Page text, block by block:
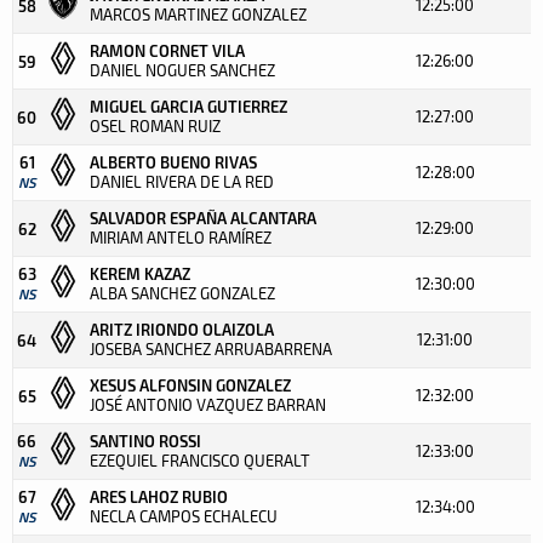
58 MARCOS MARTINEZ GONZALEZ 12:25:00
59
RAMON CORNET VILA
DANIEL NOGUER SANCHEZ 12:26:00
60
MIGUEL GARCIA GUTIERREZ
OSEL ROMAN RUIZ 12:27:00
61
NS
ALBERTO BUENO RIVAS
DANIEL RIVERA DE LA RED 12:28:00
62
SALVADOR ESPAÑA ALCANTARA
MIRIAM ANTELO RAMÍREZ 12:29:00
63
NS
KEREM KAZAZ
ALBA SANCHEZ GONZALEZ 12:30:00
64
ARITZ IRIONDO OLAIZOLA
JOSEBA SANCHEZ ARRUABARRENA 12:31:00
65
XESUS ALFONSIN GONZALEZ
JOSÉ ANTONIO VAZQUEZ BARRAN 12:32:00
66
NS
SANTINO ROSSI
EZEQUIEL FRANCISCO QUERALT 12:33:00
67
NS
ARES LAHOZ RUBIO
NECLA CAMPOS ECHALECU 12:34:00